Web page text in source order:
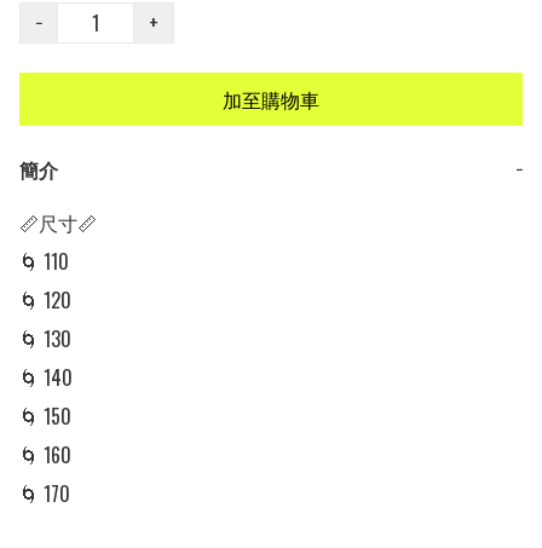
−
+
加至購物車
簡介
−
📏尺寸📏
🌀 110
🌀 120
🌀 130
🌀 140
🌀 150
🌀 160
🌀 170